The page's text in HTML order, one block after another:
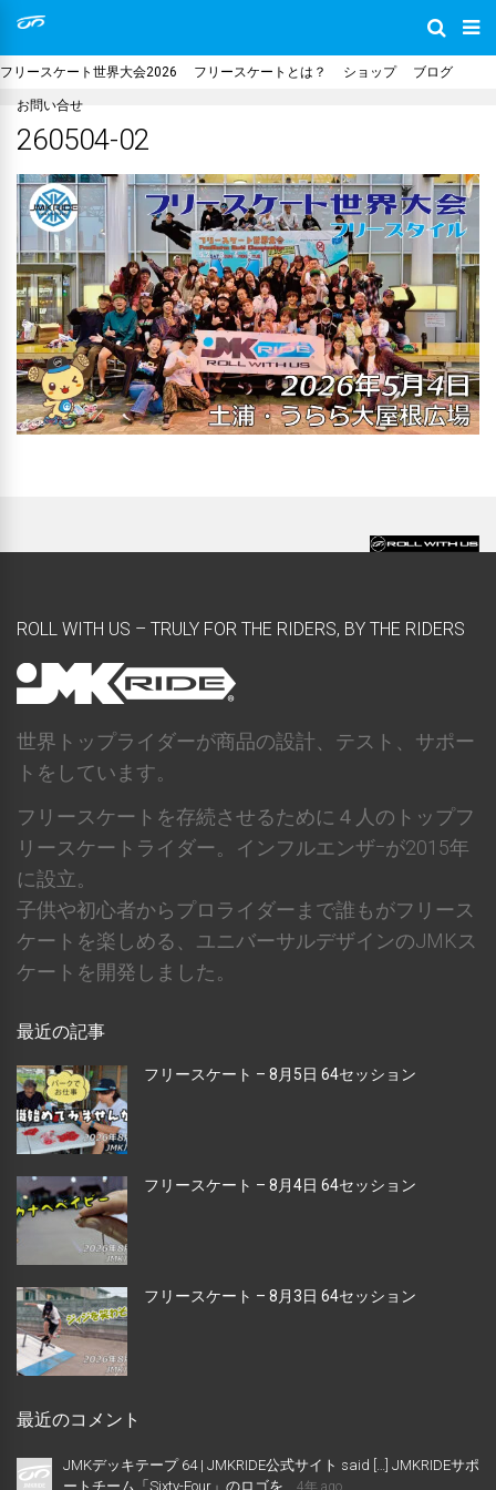
フリースケート世界大会2026 フリースケートとは？ ショップ ブログ
お問い合せ
260504-02
ROLL WITH US – TRULY FOR THE RIDERS, BY THE RIDERS
世界トップライダーが商品の設計、テスト、サポー
トをしています。
フリースケートを存続させるために４人のトップフ
リースケートライダー。インフルエンザｰが2015年
に設立。
子供や初心者からプロライダーまで誰もがフリース
ケートを楽しめる、ユニバーサルデザインのJMKス
ケートを開発しました。
最近の記事
フリースケート – 8月5日 64セッション
フリースケート – 8月4日 64セッション
フリースケート – 8月3日 64セッション
最近のコメント
JMKデッキテープ 64 | JMKRIDE公式サイト said […] JMKRIDEサポ
ートチーム「Sixty-Four」のロゴを...
4年 ago